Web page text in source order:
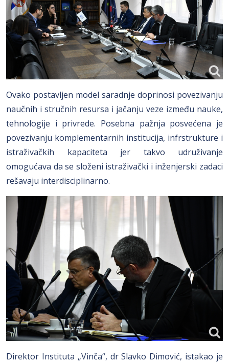
Ovako postavljen model saradnje doprinosi povezivanju
naučnih i stručnih resursa i jačanju veze između nauke,
tehnologije i privrede. Posebna pažnja posvećena je
povezivanju komplementarnih institucija, infrstrukture i
istraživačkih kapaciteta jer takvo udruživanje
omogućava da se složeni istraživački i inženjerski zadaci
rešavaju interdisciplinarno.
Direktor Instituta „Vinča“, dr Slavko Dimović, istakao je